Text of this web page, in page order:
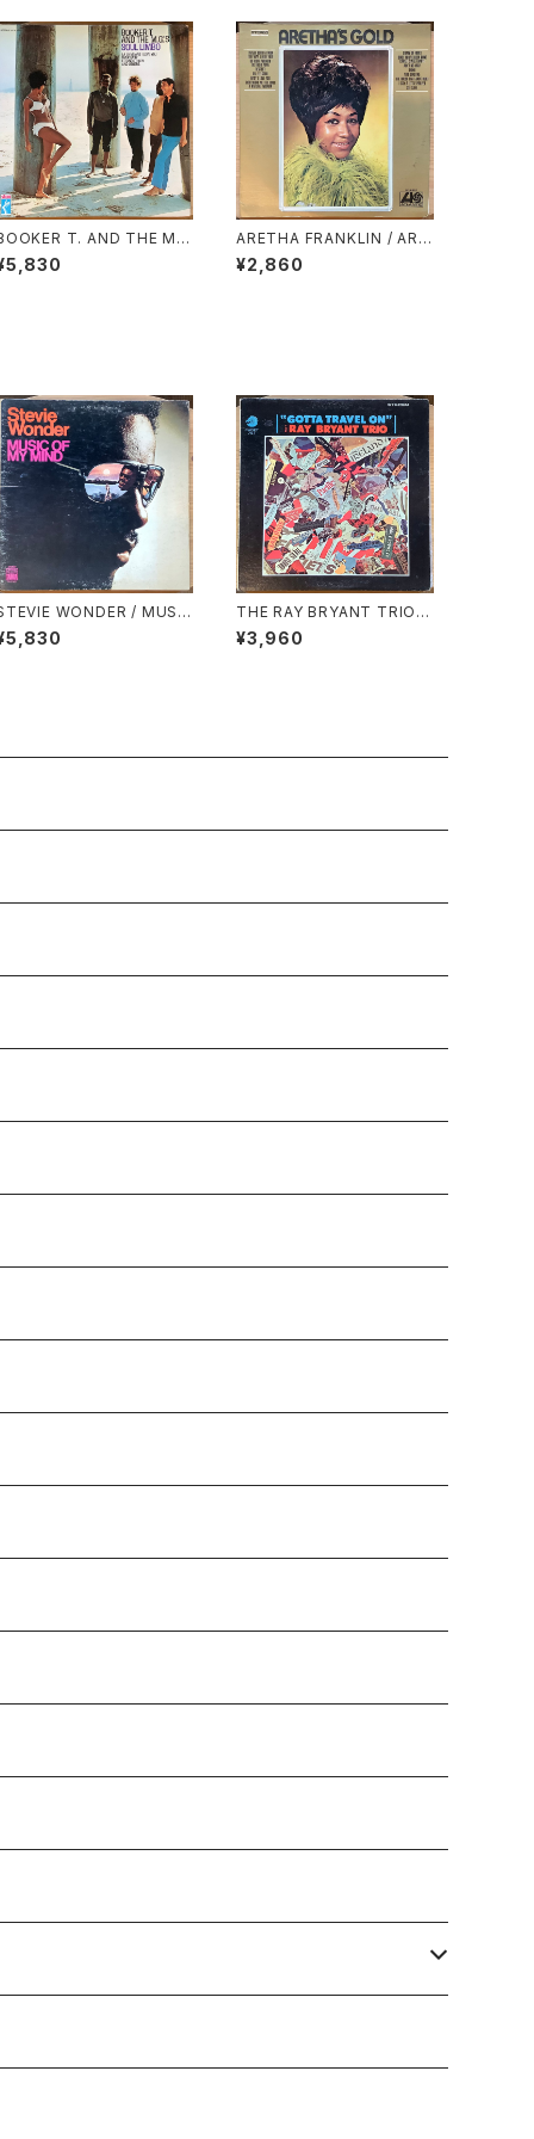
T. AND THE M.
G.’S / SOUL LIMBO
ARETHA FRANKLIN / ARE
THA’S GOLD
¥2,860
WONDER / MUSI
OF MY MIND
THE RAY BRYANT TRIO /
GOTTA TRAVEL ON
¥3,960